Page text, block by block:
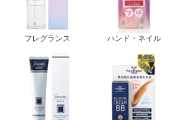
フレグランス ハンド・ネイル